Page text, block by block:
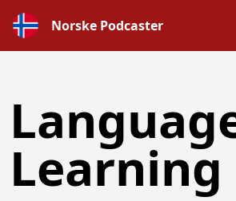
Norske Podcaster
Learning